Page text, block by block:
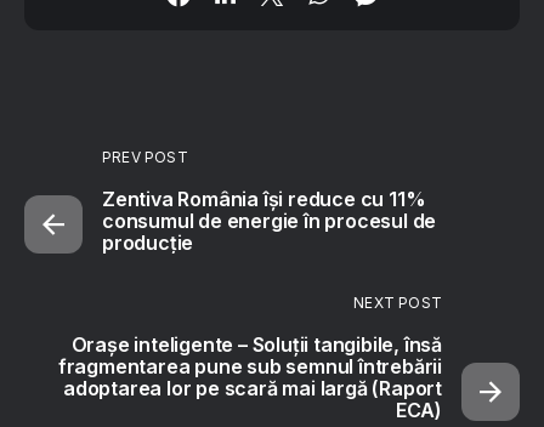
PREV POST
Zentiva România își reduce cu 11%
consumul de energie în procesul de
producție
NEXT POST
Orașe inteligente – Soluții tangibile, însă
fragmentarea pune sub semnul întrebării
adoptarea lor pe scară mai largă (Raport
ECA)